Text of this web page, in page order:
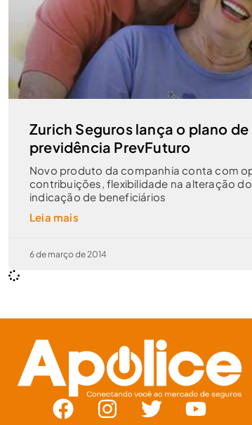
Zurich Seguros lança o plano de
previdência PrevFuturo
Novo produto da companhia conta com
contribuições, flexibilidade na alteração do
indicação de beneficiários
Leia mais
6 de março de 2014